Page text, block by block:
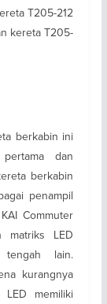
T205-212
kereta T205-
berkabin ini
dan
berkabin
penampil
Commuter
LED
lain.
kurangnya
memiliki